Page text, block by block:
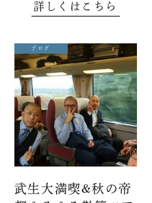
詳しくはこちら
ブログ
武生大満喫&秋の帝